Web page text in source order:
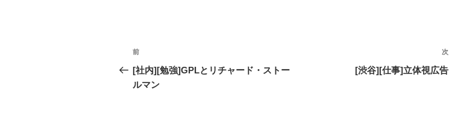
投
稿
ナ
過
去
の
前
[社内][勉強]GPLとリチャード・ストー
ルマン
次
[渋谷][仕事]立体視広告